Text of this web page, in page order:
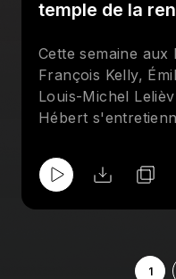
temple de la
Cette semaine
François Kelly,
Louis-Michel
Hébert
NSPW, le
Estrada. Aussi au
1